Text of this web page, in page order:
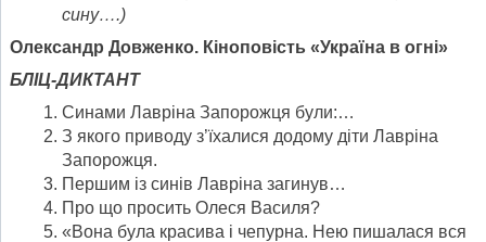
сину….)
Олександр Довженко. Кіноповість «Україна в огні»
БЛІЦ-ДИКТАНТ
Синами Лавріна Запорожця були:…
З якого приводу з’їхалися додому діти Лавріна
Запорожця.
Першим із синів Лавріна загинув…
Про що просить Олеся Василя?
«Вона була красива і чепурна. Нею пишалася вся